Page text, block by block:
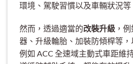
環境、駕駛習慣以及車輛狀況等
然而，透過適當的改裝升級 ，
器、升級輪胎、加裝防傾桿等，
例如 ACC 全速域主動式車距維